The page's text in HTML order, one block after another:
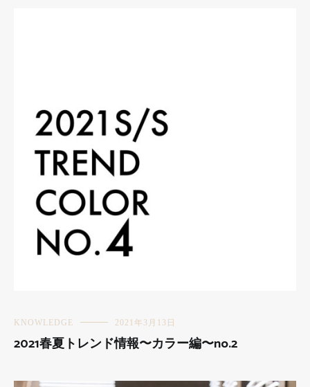
KNOWLEDGE 2021年3月13日
2021春夏トレンド情報〜カラー編〜no.2